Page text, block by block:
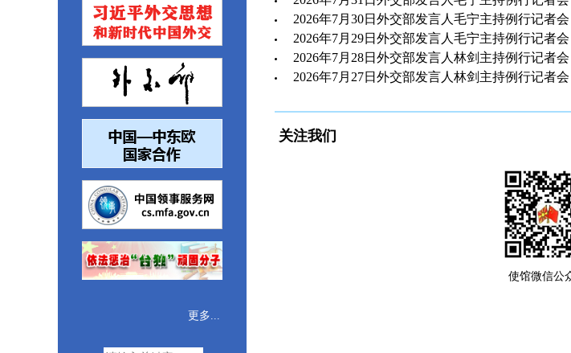
更多...
2026年7月30日外交部发言人毛宁主持例行记者会
2026年7月29日外交部发言人毛宁主持例行记者会
2026年7月28日外交部发言人林剑主持例行记者会
2026年7月27日外交部发言人林剑主持例行记者会
关注我们
使馆微信公